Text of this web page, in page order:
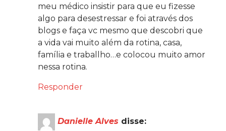
meu médico insistir para que eu fizesse
algo para desestressar e foi através dos
blogs e faça vc mesmo que descobri que
a vida vai muito além da rotina, casa,
família e traballho…e colocou muito amor
nessa rotina.
Responder
Danielle Alves disse: